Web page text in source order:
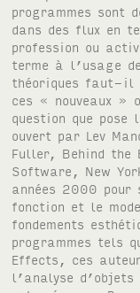
programmes sont
dans des flux en
profession ou
terme à l’usage
théoriques faut-il
ces « nouveaux »
question que
ouvert par Lev
Fuller, Behind
Software, New
années 2000 pour
fonction et le
fondements
programmes tels
Effects, ces
l’analyse